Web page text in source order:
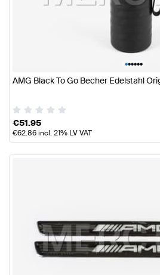
••••••
AMG Black To Go Becher Edelstahl
€51.95
€62.86incl. 21% LV VAT